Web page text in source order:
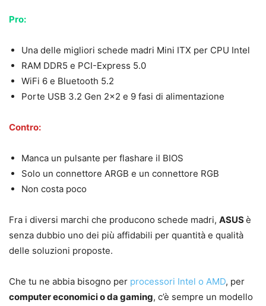
Pro:
Una delle migliori schede madri Mini ITX per CPU Intel
RAM DDR5 e PCI-Express 5.0
WiFi 6 e Bluetooth 5.2
Porte USB 3.2 Gen 2×2 e 9 fasi di alimentazione
Contro:
Manca un pulsante per flashare il BIOS
Solo un connettore ARGB e un connettore RGB
Non costa poco
Fra i diversi marchi che producono schede madri, ASUSè
senza dubbio uno dei più affidabili per quantità e qualità
delle soluzioni proposte.
Che tu ne abbia bisogno per processori Intel o AMD, per
computer economici o da gaming, c’è sempre un modello